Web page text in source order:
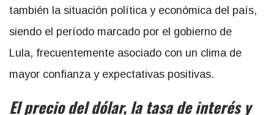
también la situación política y económica del país,
siendo el período marcado por el gobierno de
Lula, frecuentemente asociado con un clima de
mayor confianza y expectativas positivas.
El precio del dólar, la tasa de interés y